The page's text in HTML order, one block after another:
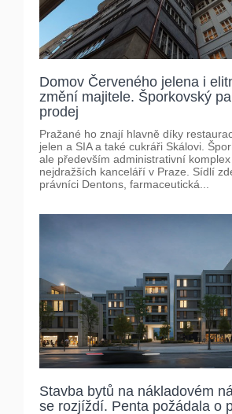
Domov Červeného jelena i
změní majitele. Šporkovský
prodej
Pražané ho znají hlavně díky
jelen a SIA a také cukráři Skálovi.
ale především administrativní
nejdražších kanceláří v Praze. Sídlí
právníci Dentons, farmaceutická...
Stavba bytů na nákladovém
se rozjíždí. Penta požádala o